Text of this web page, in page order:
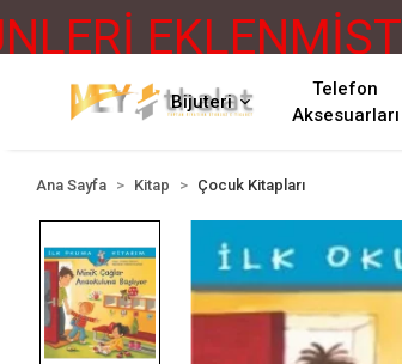
EKLENMİŞTİR.
Bijuteri
Telefon
Aksesuarları
Ana Sayfa Kitap Çocuk Kitapları